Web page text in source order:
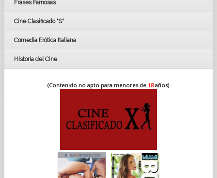
Frases Famosas
Cine Clasificado "S"
Comedia Erótica Italiana
Historia del Cine
(Contenido no apto para menores de 18años)